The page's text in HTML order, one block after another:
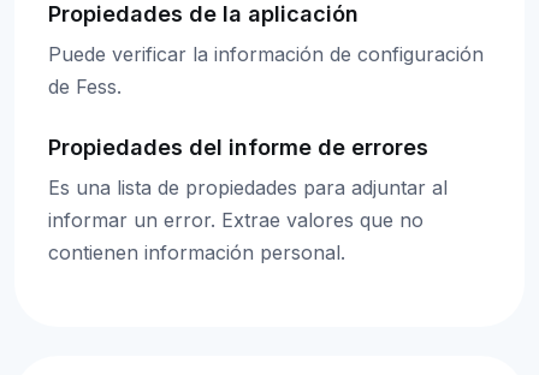
Propiedades de la aplicación
Puede verificar la información de configuración
de Fess.
Propiedades del informe de errores
Es una lista de propiedades para adjuntar al
informar un error. Extrae valores que no
contienen información personal.